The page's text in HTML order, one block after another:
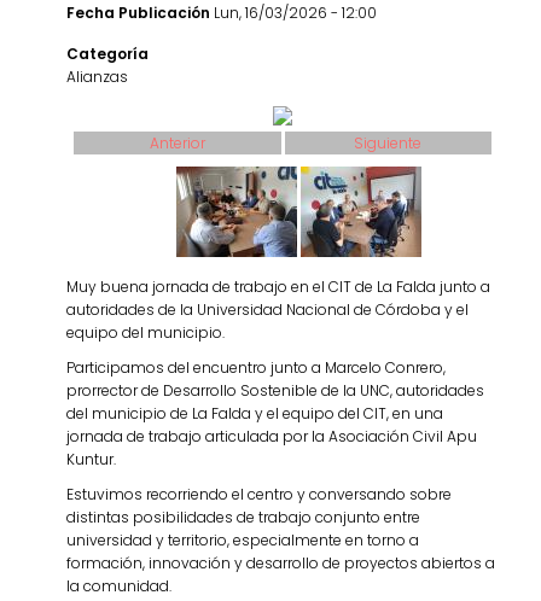
Fecha Publicación Lun, 16/03/2026 - 12:00
Categoría
Alianzas
Anterior Siguiente
Muy buena jornada de trabajo en el CIT de La Falda junto a
autoridades de la Universidad Nacional de Córdoba y el
equipo del municipio.
Participamos del encuentro junto a Marcelo Conrero,
prorrector de Desarrollo Sostenible de la UNC, autoridades
del municipio de La Falda y el equipo del CIT, en una
jornada de trabajo articulada por la Asociación Civil Apu
Kuntur.
Estuvimos recorriendo el centro y conversando sobre
distintas posibilidades de trabajo conjunto entre
universidad y territorio, especialmente en torno a
formación, innovación y desarrollo de proyectos abiertos a
la comunidad.